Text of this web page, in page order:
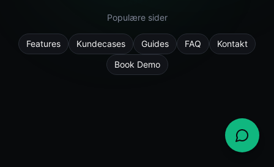
Populære sider
Features Kundecases Guides FAQ
Kontakt
Book Demo